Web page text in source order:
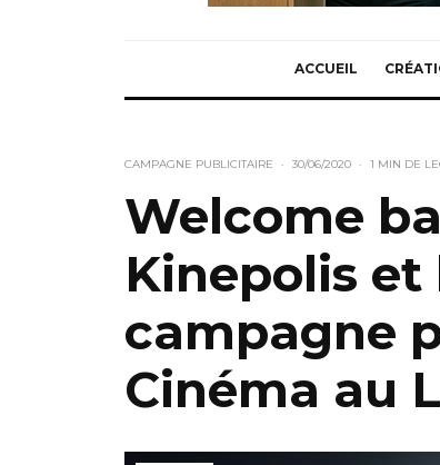
ACCUEIL
CAMPAGNE PUBLICITAIRE · 30/06/2020 · 1 MIN DE
Welcome
Kinepolis et
campagne
Cinéma au